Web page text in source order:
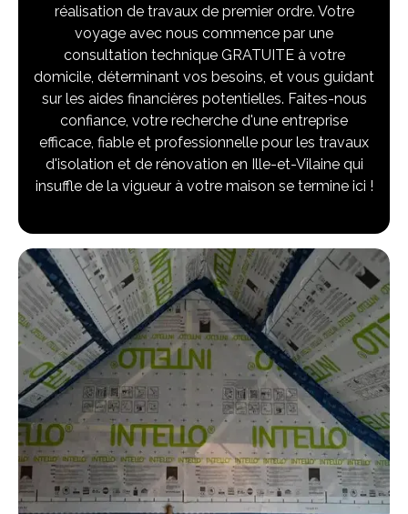
réalisation de travaux de premier ordre. Votre
voyage avec nous commence par une
consultation technique GRATUITE à votre
domicile, déterminant vos besoins, et vous guidant
sur les aides financières potentielles. Faites-nous
confiance, votre recherche d'une entreprise
efficace, fiable et professionnelle pour les travaux
d'isolation et de rénovation en Ille-et-Vilaine qui
insuffle de la vigueur à votre maison se termine ici !